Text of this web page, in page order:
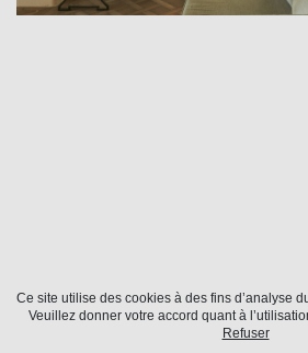
Paris
Ce site utilise des cookies à des fins d’analyse
Veuillez donner votre accord quant à
Refuser